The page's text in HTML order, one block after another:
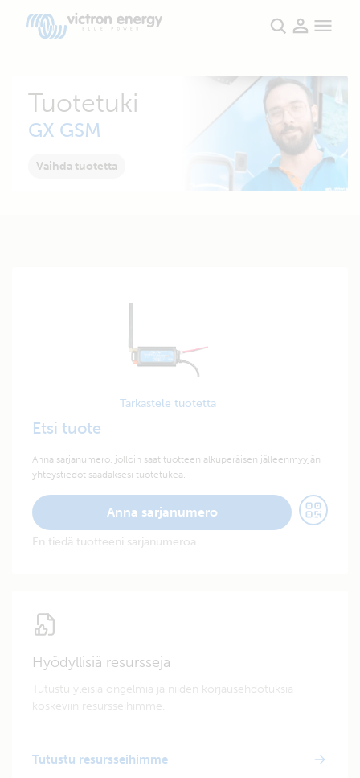
Tuotetuki
GX GSM
Vaihda tuotetta
Tarkastele tuotetta
Etsi tuote
Anna sarjanumero, jolloin saat tuotteen alkuperäisen jälleenmyyjän
yhteystiedot saadaksesi tuotetukea.
Anna sarjanumero
En tiedä tuotteeni sarjanumeroa
Hyödyllisiä resursseja
Tutustu yleisiä ongelmia ja niiden korjausehdotuksia
koskeviin resursseihimme.
Tutustu resursseihimme